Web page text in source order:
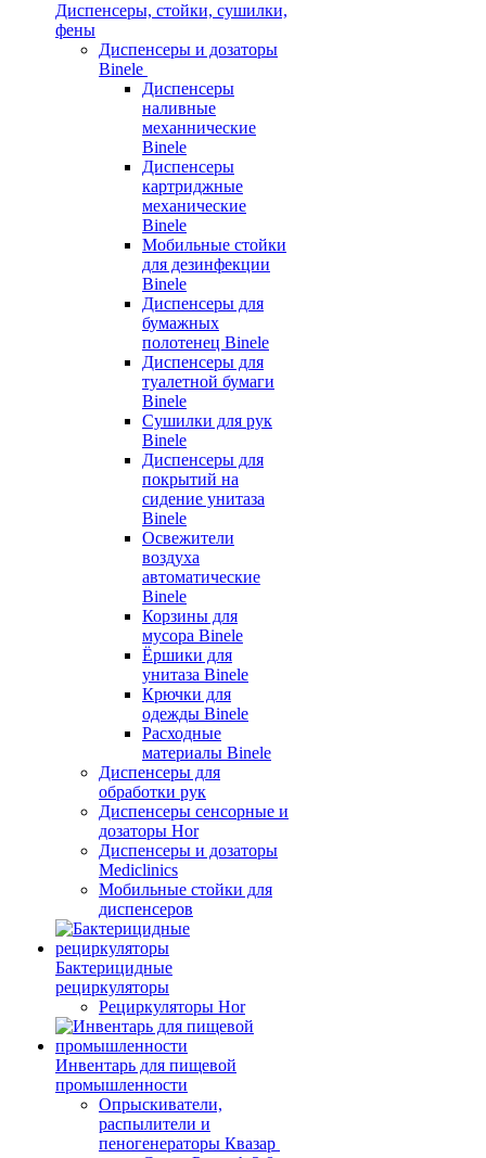
Диспенсеры, стойки, сушилки,
фены
Диспенсеры и дозаторы
Binele
Диспенсеры
наливные
механнические
Binele
Диспенсеры
картриджные
механические
Binele
Мобильные стойки
для дезинфекции
Binele
Диспенсеры для
бумажных
полотенец Binele
Диспенсеры для
туалетной бумаги
Binele
Сушилки для рук
Binele
Диспенсеры для
покрытий на
сидение унитаза
Binele
Освежители
воздуха
автоматические
Binele
Корзины для
мусора Binele
Ёршики для
унитаза Binele
Крючки для
одежды Binele
Расходные
материалы Binele
Диспенсеры для
обработки рук
Диспенсеры сенсорные и
дозаторы Hor
Диспенсеры и дозаторы
Mediclinics
Мобильные стойки для
диспенсеров
Бактерицидные
рециркуляторы
Рециркуляторы Hor
Инвентарь для пищевой
промышленности
Опрыскиватели,
распылители и
пеногенераторы Квазар